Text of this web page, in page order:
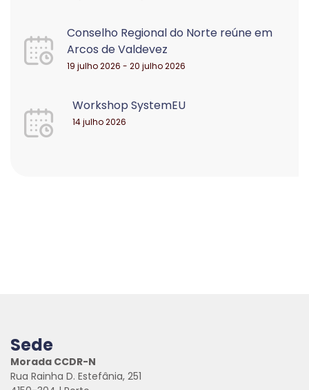
Conselho Regional do Norte reúne em
Arcos de Valdevez
19 julho 2026 - 20 julho 2026
Workshop SystemEU
14 julho 2026
Sede
Morada CCDR-N
Rua Rainha D. Estefânia, 251